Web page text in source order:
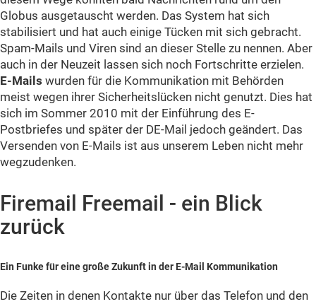
Globus ausgetauscht werden. Das System hat sich
stabilisiert und hat auch einige Tücken mit sich gebracht.
Spam-Mails und Viren sind an dieser Stelle zu nennen. Aber
auch in der Neuzeit lassen sich noch Fortschritte erzielen.
E-Mails wurden für die Kommunikation mit Behörden
meist wegen ihrer Sicherheitslücken nicht genutzt. Dies hat
sich im Sommer 2010 mit der Einführung des E-
Postbriefes und später der DE-Mail jedoch geändert. Das
Versenden von E-Mails ist aus unserem Leben nicht mehr
wegzudenken.
Firemail Freemail - ein Blick
zurück
Ein Funke für eine große Zukunft in der E-Mail Kommunikation
Die Zeiten in denen Kontakte nur über das Telefon und den